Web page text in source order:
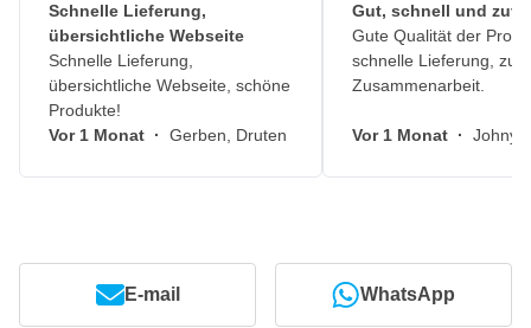
Schnelle Lieferung,
übersichtliche Webseite
Schnelle Lieferung,
übersichtliche Webseite, schöne
Produkte!
Vor 1 Monat · Gerben, Druten
Gut, schnell und
Gute Qualität der
schnelle Lieferung,
Zusammenarbeit.
Vor 1 Monat · Johny,
E-mail WhatsApp